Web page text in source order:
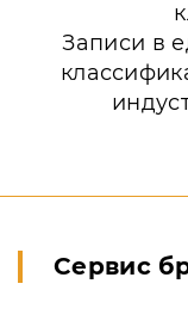
Записи в
Сервис